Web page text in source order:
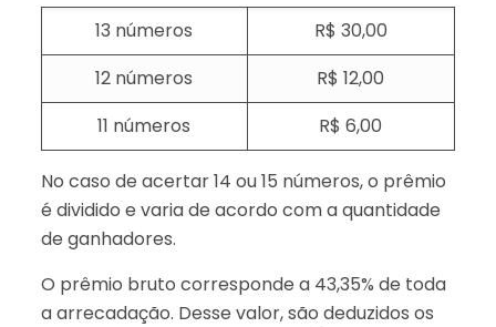
13 números
R$ 30,00
12 números
R$ 12,00
11 números
R$ 6,00
No caso de acertar 14 ou 15 números, o prêmio
é dividido e varia de acordo com a quantidade
de ganhadores.
O prêmio bruto corresponde a 43,35% de toda
a arrecadação. Desse valor, são deduzidos os